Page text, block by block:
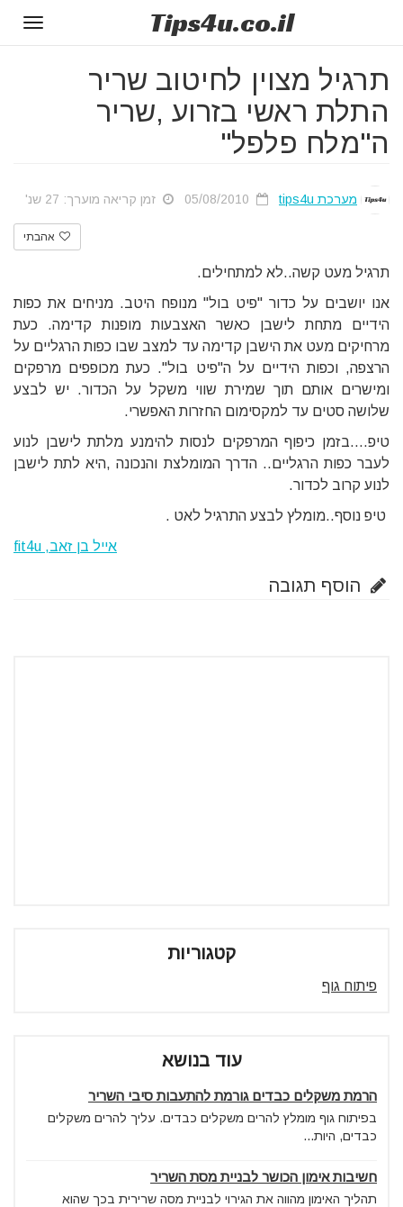
Tips4u.co.il
תרגיל מצוין לחיטוב שריר
התלת ראשי בזרוע ,שריר
ה"מלח פלפל"
מערכת tips4u זמן קריאה מוערך: 27 שנ'
אהבתי
תרגיל מעט קשה..לא למתחילים.
אנו יושבים על כדור "פיט בול" מנופח היטב. מניחים את כפות
הידיים מתחת לישבן כאשר האצבעות מופנות קדימה. כעת
מרחיקים מעט את הישבן קדימה עד למצב שבו כפות הרגליים על
הרצפה, וכפות הידיים על ה"פיט בול". כעת מכופפים מרפקים
ומישרים אותם תוך שמירת שווי משקל על הכדור. יש לבצע
שלושה סטים עד למקסימום החזרות האפשרי.
טיפ....בזמן כיפוף המרפקים לנסות להימנע מלתת לישבן לנוע
לעבר כפות הרגליים.. הדרך המומלצת והנכונה ,היא לתת לישבן
לנוע קרוב לכדור.
טיפ נוסף..מומלץ לבצע התרגיל לאט .
אייל בן זאב, fit4u
הוסף תגובה
קטגוריות
פיתוח גוף
עוד בנושא
הרמת משקלים כבדים גורמת להתעבות סיבי השריר
בפיתוח גוף מומלץ להרים משקלים כבדים. עליך להרים משקלים
כבדים, היות...
חשיבות אימון הכושר לבניית מסת השריר
תהליך האימון מהווה את הגירוי לבניית מסה שרירית בכך שהוא